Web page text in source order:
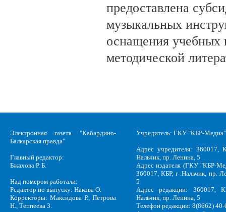
предоставлена
музыкальных
оснащения учебных
методической
Электронная газета "Кабардино-
Балкарская правда"
Главный редактор:
Бжахова Р. Б.
Над номером работали:
Редактор по выпуску: Накова О.
Корректоры: Максидова Р., Петрова
Н., Теппеева З.
Учредитель: ГКУ "КБР-Медиа"
Адрес учредителя: 360017,
Нальчик, пр. Ленина, 5
Адрес издателя (ГКУ "КБР-
360017, КБР, г .Нальчик, пр.
5
Адрес редакции: 360017,
Нальчик, пр. Ленина, 5
Телефон редакции: 8(8662)